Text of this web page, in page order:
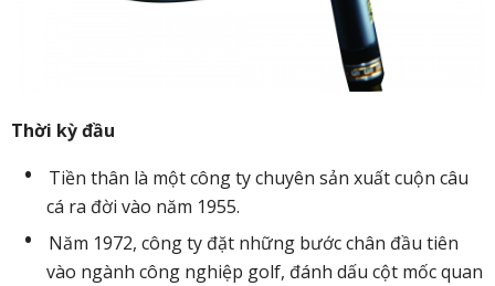
Thời kỳ đầu
Tiền thân là một công ty chuyên sản xuất cuộn câu
cá ra đời vào năm 1955.
Năm 1972, công ty đặt những bước chân đầu tiên
vào ngành công nghiệp golf, đánh dấu cột mốc quan